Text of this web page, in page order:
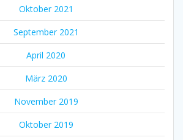
Oktober 2021
September 2021
April 2020
März 2020
November 2019
Oktober 2019